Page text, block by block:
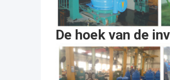
De hoek van de